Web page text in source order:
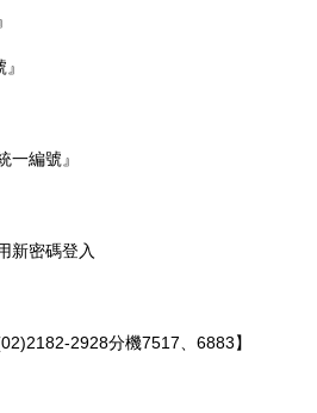
一編號』
新密碼登入
2928分機7517 6883 】